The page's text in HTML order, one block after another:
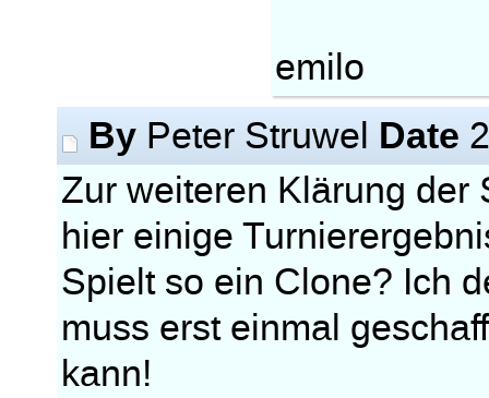
emilo
By Peter Struwel Date
Zur weiteren Klärung der
hier einige
Spielt so ein Clone? Ich
muss erst einmal
kann!